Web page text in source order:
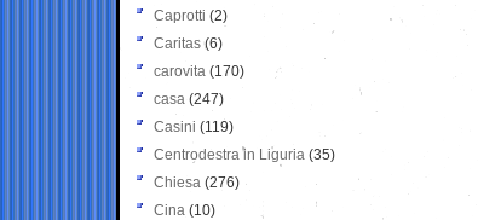
Caprotti (2)
Caritas (6)
carovita (170)
casa (247)
Casini (119)
Centrodestra in Liguria (35)
Chiesa (276)
Cina (10)